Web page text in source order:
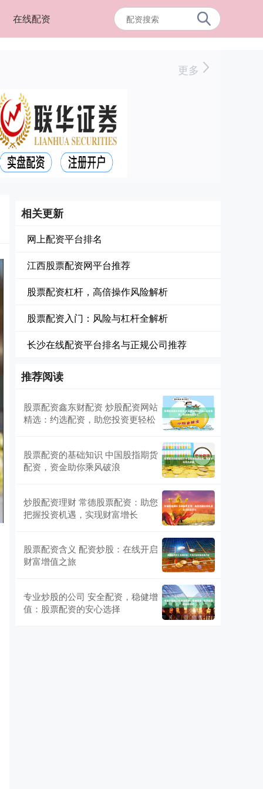
在线配资
更多
相关更新
网上配资平台排名
江西股票配资网平台推荐
股票配资杠杆，高倍操作风险解析
股票配资入门：风险与杠杆全解析
长沙在线配资平台排名与正规公司推荐
推荐阅读
股票配资鑫东财配资 炒股配资网站
精选：约选配资，助您投资更轻松
股票配资的基础知识 中国股指期货
配资，资金助你乘风破浪
炒股配资理财 常德股票配资：助您
把握投资机遇，实现财富增长
股票配资含义 配资炒股：在线开启
财富增值之旅
专业炒股的公司 安全配资，稳健增
值：股票配资的安心选择